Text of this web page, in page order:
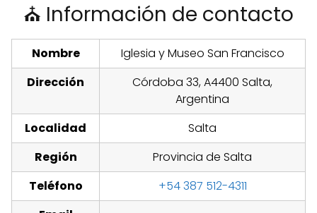
⛪ Información de contacto
Nombre
Iglesia y Museo San Francisco
Dirección
Córdoba 33, A4400 Salta,
Argentina
Localidad
Salta
Región
Provincia de Salta
Teléfono
+54 387 512-4311